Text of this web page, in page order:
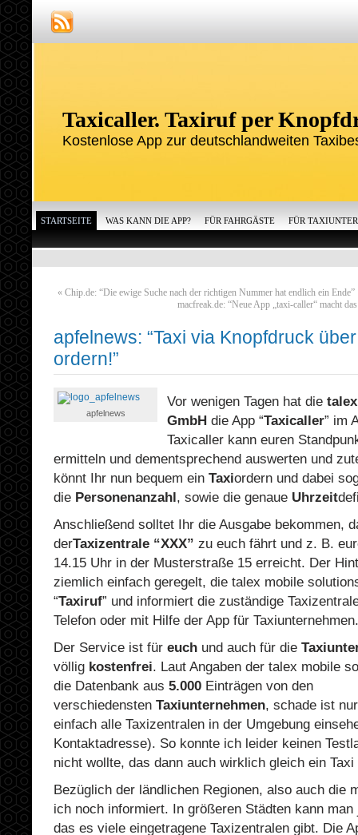
Taxicaller. Taxiruf per
Kostenlose App zur deutschlandweiten
STARTSEITE WAS KANN DIE APP? FÜR FAHRGÄSTE FÜR
« Chip.de: “Die ewige Suche nach der richtigen Nummer hat endlich ein Ende”
macfreak.de: “Neue App „taxi-caller“ macht
apfelnews: “Taxi via Knopfdruck
ordern!”
apfelnews
Vor wenigen Tagen hat die
GmbH die App “Taxicaller” im
Taxicaller kann euren
ermitteln und dementsprechend auswerten und
könnt Ihr nun bequem ein Taxiordern und dabei
die Personenanzahl, sowie die genaue Uhrzeit
Anschließend solltet Ihr die Ausgabe bekommen,
derTaxizentrale “XXX” zu euch fährt und z. B.
14.15 Uhr in der Musterstraße 15 erreicht. Der
ziemlich einfach geregelt, die talex mobile
“Taxiruf” und informiert die zuständige
Telefon oder mit Hilfe der App für Taxiunternehmen.
Der Service ist für euch und auch für die
völlig kostenfrei. Laut Angaben der talex mobile
die Datenbank aus 5.000 Einträgen von den
verschiedensten Taxiunternehmen, schade ist
einfach alle Taxizentralen in der Umgebung
Kontaktadresse). So konnte ich leider keinen
nicht wollte, das dann auch wirklich gleich ein
Bezüglich der ländlichen Regionen, also auch die
ich noch informiert. In größeren Städten kann
das es viele eingetragene Taxizentralen gibt. Die